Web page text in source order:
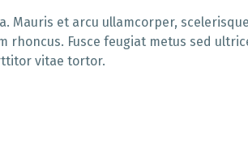
Mauris et arcu ullamcorper,
Fusce feugiat metus sed
vitae tortor.